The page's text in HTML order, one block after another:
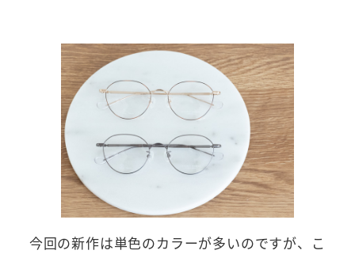
今回の新作は単色のカラーが多いのですが、こ